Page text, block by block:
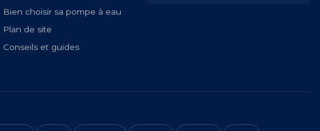
Bien choisir sa pompe à eau
Plan de site
Conseils et guides